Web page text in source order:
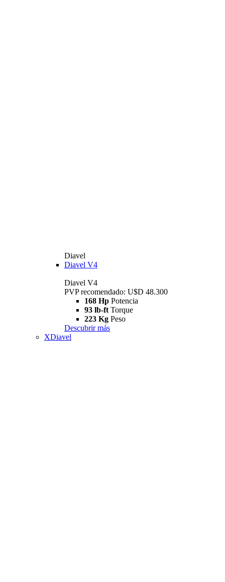
Diavel
Diavel V4
Diavel V4
PVP recomendado: U$D 48.300
168 Hp Potencia
93 lb-ft Torque
223 Kg Peso
Descubrir más
XDiavel